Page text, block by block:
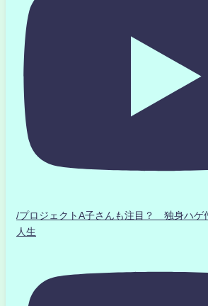
/プロジェクトA子さんも注目？ 独身ハゲ
人生